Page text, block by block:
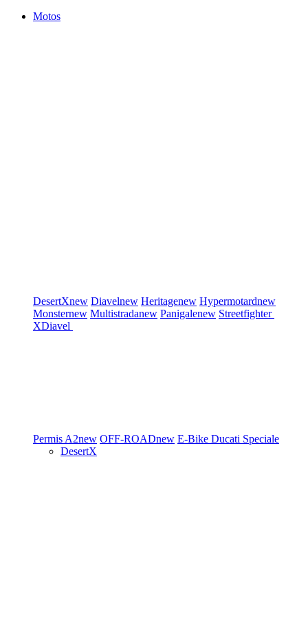
Motos
DesertXnew Diavelnew Heritagenew Hypermotardnew
Monsternew Multistradanew Panigalenew Streetfighter
XDiavel
Permis A2new OFF-ROADnew E-Bike Ducati Speciale
DesertX